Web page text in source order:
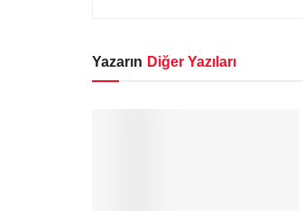
Yazarın Diğer Yazıları